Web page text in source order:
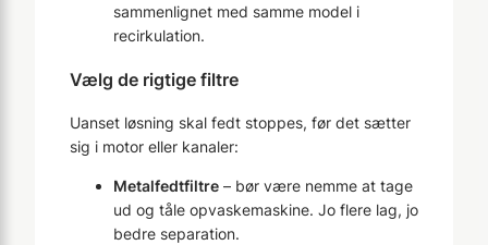
sammenlignet med samme model i
recirkulation.
Vælg de rigtige filtre
Uanset løsning skal fedt stoppes, før det sætter
sig i motor eller kanaler:
Metalfedtfiltre – bør være nemme at tage
ud og tåle opvaskemaskine. Jo flere lag, jo
bedre separation.